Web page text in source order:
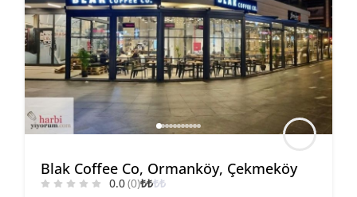
Blak Coffee Co, Ormanköy, Çekmeköy
0.0(0)₺₺₺₺